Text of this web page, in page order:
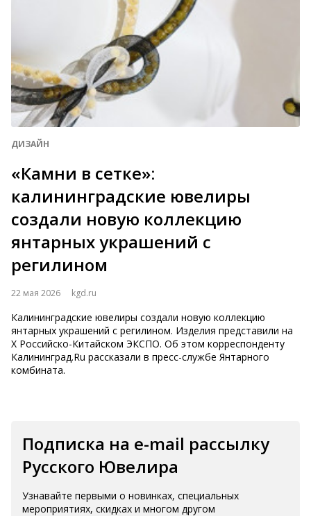
ДИЗАЙН
«Камни в сетке»:
калининградские ювелиры
создали новую коллекцию
янтарных украшений с
регилином
22 мая 2026 kgd.ru
Калининградские ювелиры создали новую коллекцию
янтарных украшений с регилином. Изделия представили на
Х Российско-Китайском ЭКСПО. Об этом корреспонденту
Калининград.Ru рассказали в пресс-службе Янтарного
комбината.
Подписка на e-mail рассылку
Русского Ювелира
Узнавайте первыми о новинках, специальных
мероприятиях, скидках и многом другом